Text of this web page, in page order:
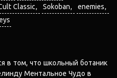
Classic Sokoban
enemies
в том, что школьный ботаник
Ментальное Чудо в